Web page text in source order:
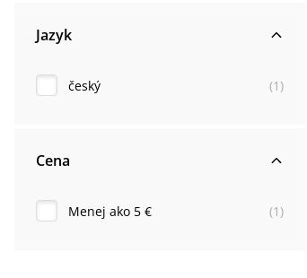
Jazyk
český (1 )
Cena
Menej ako 5 € (1 )